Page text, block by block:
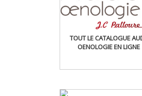
TOUT LE CATALOGUE
OENOLOGIE EN LIGNE